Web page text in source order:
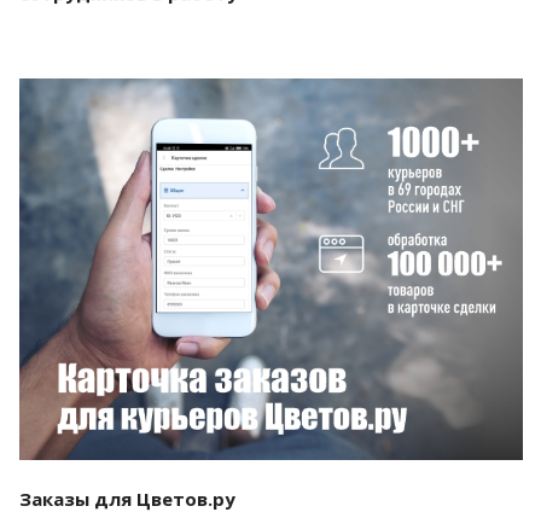
Смотреть проект
Заказы для Цветов.ру